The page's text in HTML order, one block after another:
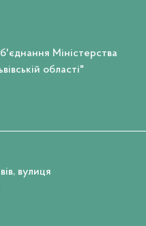
Міністерства
області"
вулиця